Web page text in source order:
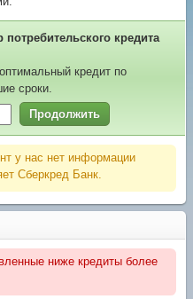
кредита
кредит по
сроки.
Продолжить
у нас нет информации
Сберкред Банк.
ниже кредиты более